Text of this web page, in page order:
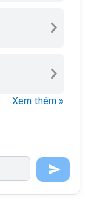
Xem thêm »